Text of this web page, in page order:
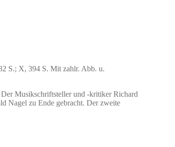
S.; X, 394 S. Mit zahlr. Abb. u.
Musikschriftsteller und -kritiker Richard
Nagel zu Ende gebracht. Der zweite